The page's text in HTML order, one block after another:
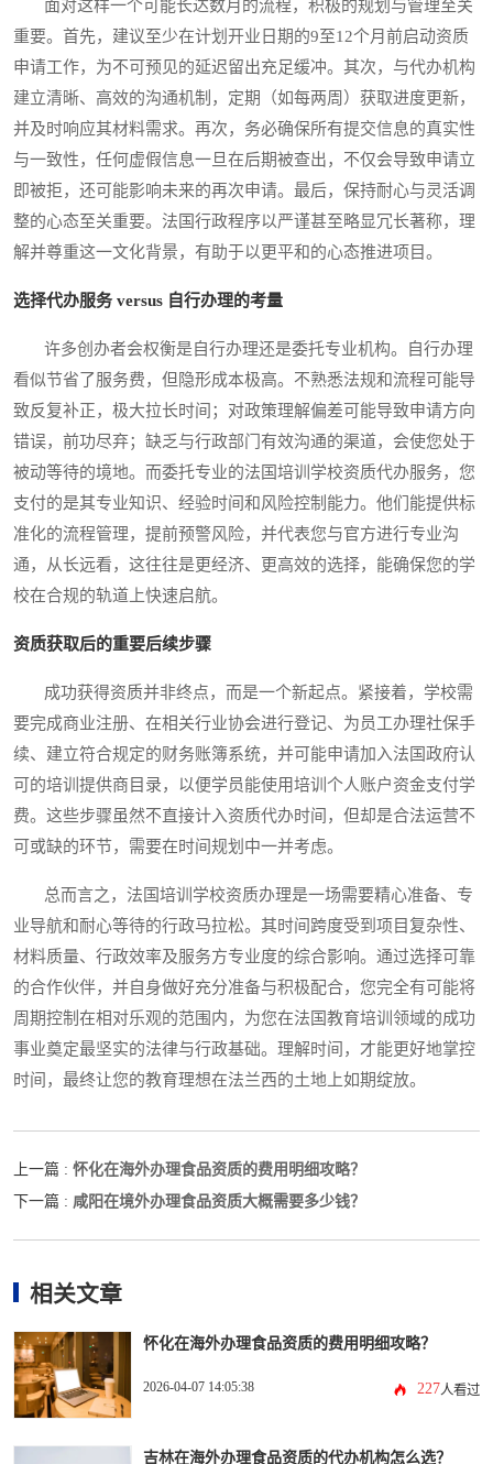
面对这样一个可能长达数月的流程，积极的规划与管理至关
重要。首先，建议至少在计划开业日期的9至12个月前启动资质
申请工作，为不可预见的延迟留出充足缓冲。其次，与代办机构
建立清晰、高效的沟通机制，定期（如每两周）获取进度更新，
并及时响应其材料需求。再次，务必确保所有提交信息的真实性
与一致性，任何虚假信息一旦在后期被查出，不仅会导致申请立
即被拒，还可能影响未来的再次申请。最后，保持耐心与灵活调
整的心态至关重要。法国行政程序以严谨甚至略显冗长著称，理
解并尊重这一文化背景，有助于以更平和的心态推进项目。
选择代办服务 versus 自行办理的考量
许多创办者会权衡是自行办理还是委托专业机构。自行办理
看似节省了服务费，但隐形成本极高。不熟悉法规和流程可能导
致反复补正，极大拉长时间；对政策理解偏差可能导致申请方向
错误，前功尽弃；缺乏与行政部门有效沟通的渠道，会使您处于
被动等待的境地。而委托专业的法国培训学校资质代办服务，您
支付的是其专业知识、经验时间和风险控制能力。他们能提供标
准化的流程管理，提前预警风险，并代表您与官方进行专业沟
通，从长远看，这往往是更经济、更高效的选择，能确保您的学
校在合规的轨道上快速启航。
资质获取后的重要后续步骤
成功获得资质并非终点，而是一个新起点。紧接着，学校需
要完成商业注册、在相关行业协会进行登记、为员工办理社保手
续、建立符合规定的财务账簿系统，并可能申请加入法国政府认
可的培训提供商目录，以便学员能使用培训个人账户资金支付学
费。这些步骤虽然不直接计入资质代办时间，但却是合法运营不
可或缺的环节，需要在时间规划中一并考虑。
总而言之，法国培训学校资质办理是一场需要精心准备、专
业导航和耐心等待的行政马拉松。其时间跨度受到项目复杂性、
材料质量、行政效率及服务方专业度的综合影响。通过选择可靠
的合作伙伴，并自身做好充分准备与积极配合，您完全有可能将
周期控制在相对乐观的范围内，为您在法国教育培训领域的成功
事业奠定最坚实的法律与行政基础。理解时间，才能更好地掌控
时间，最终让您的教育理想在法兰西的土地上如期绽放。
上一篇 : 怀化在海外办理食品资质的费用明细攻略？
下一篇 : 咸阳在境外办理食品资质大概需要多少钱？
相关文章
怀化在海外办理食品资质的费用明细攻略？
2026-04-07 14:05:38 227人看过
吉林在海外办理食品资质的代办机构怎么选？